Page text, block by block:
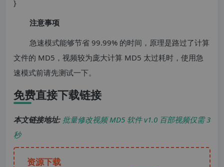
}
注意事项
急速模式能够节省 99.99% 的时间，原理是路过了计算
文件的 MD5，视频较为庞大计算 MD5 太过耗时，使用急
速模式前请先测试一下。
免费直接下载链接
本文链接地址: 批量修改视频 MD5 软件 v1.0 百部视频仅需 3
秒
资源下载